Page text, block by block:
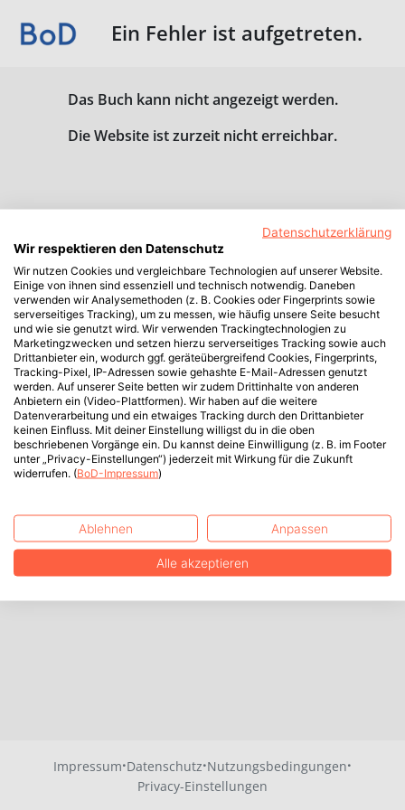
Ein Fehler ist aufgetreten.
Das Buch kann nicht angezeigt werden.
Die Website ist zurzeit nicht erreichbar.
Impressum·Datenschutz·Nutzungsbedingungen·
Privacy-Einstellungen
Datenschutzerklärung
Wir respektieren den Datenschutz
Wir nutzen Cookies und vergleichbare Technologien auf unserer Website.
Einige von ihnen sind essenziell und technisch notwendig. Daneben
verwenden wir Analysemethoden (z. B. Cookies oder Fingerprints sowie
serverseitiges Tracking), um zu messen, wie häufig unsere Seite besucht
und wie sie genutzt wird. Wir verwenden Trackingtechnologien zu
Marketingzwecken und setzen hierzu serverseitiges Tracking sowie auch
Drittanbieter ein, wodurch ggf. geräteübergreifend Cookies, Fingerprints,
Tracking-Pixel, IP-Adressen sowie gehashte E-Mail-Adressen genutzt
werden. Auf unserer Seite betten wir zudem Drittinhalte von anderen
Anbietern ein (Video-Plattformen). Wir haben auf die weitere
Datenverarbeitung und ein etwaiges Tracking durch den Drittanbieter
keinen Einfluss. Mit deiner Einstellung willigst du in die oben
beschriebenen Vorgänge ein. Du kannst deine Einwilligung (z. B. im Footer
unter „Privacy-Einstellungen“) jederzeit mit Wirkung für die Zukunft
widerrufen. (BoD-Impressum)
Ablehnen Anpassen
Alle akzeptieren